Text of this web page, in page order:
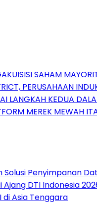
SAHAM
PERUSAHAAN
LANGKAH KEDUA
MEREK MEWAH
Solusi Penyimpanan
Ajang DTI Indonesia
Asia Tenggara